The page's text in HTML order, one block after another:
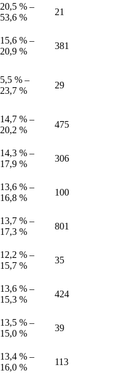
20,5 % –
53,6 %
21
15,6 % –
20,9 %
381
5,5 % –
23,7 %
29
14,7 % –
20,2 %
475
14,3 % –
17,9 %
306
13,6 % –
16,8 %
100
13,7 % –
17,3 %
801
12,2 % –
15,7 %
35
13,6 % –
15,3 %
424
13,5 % –
15,0 %
39
13,4 % –
16,0 %
113